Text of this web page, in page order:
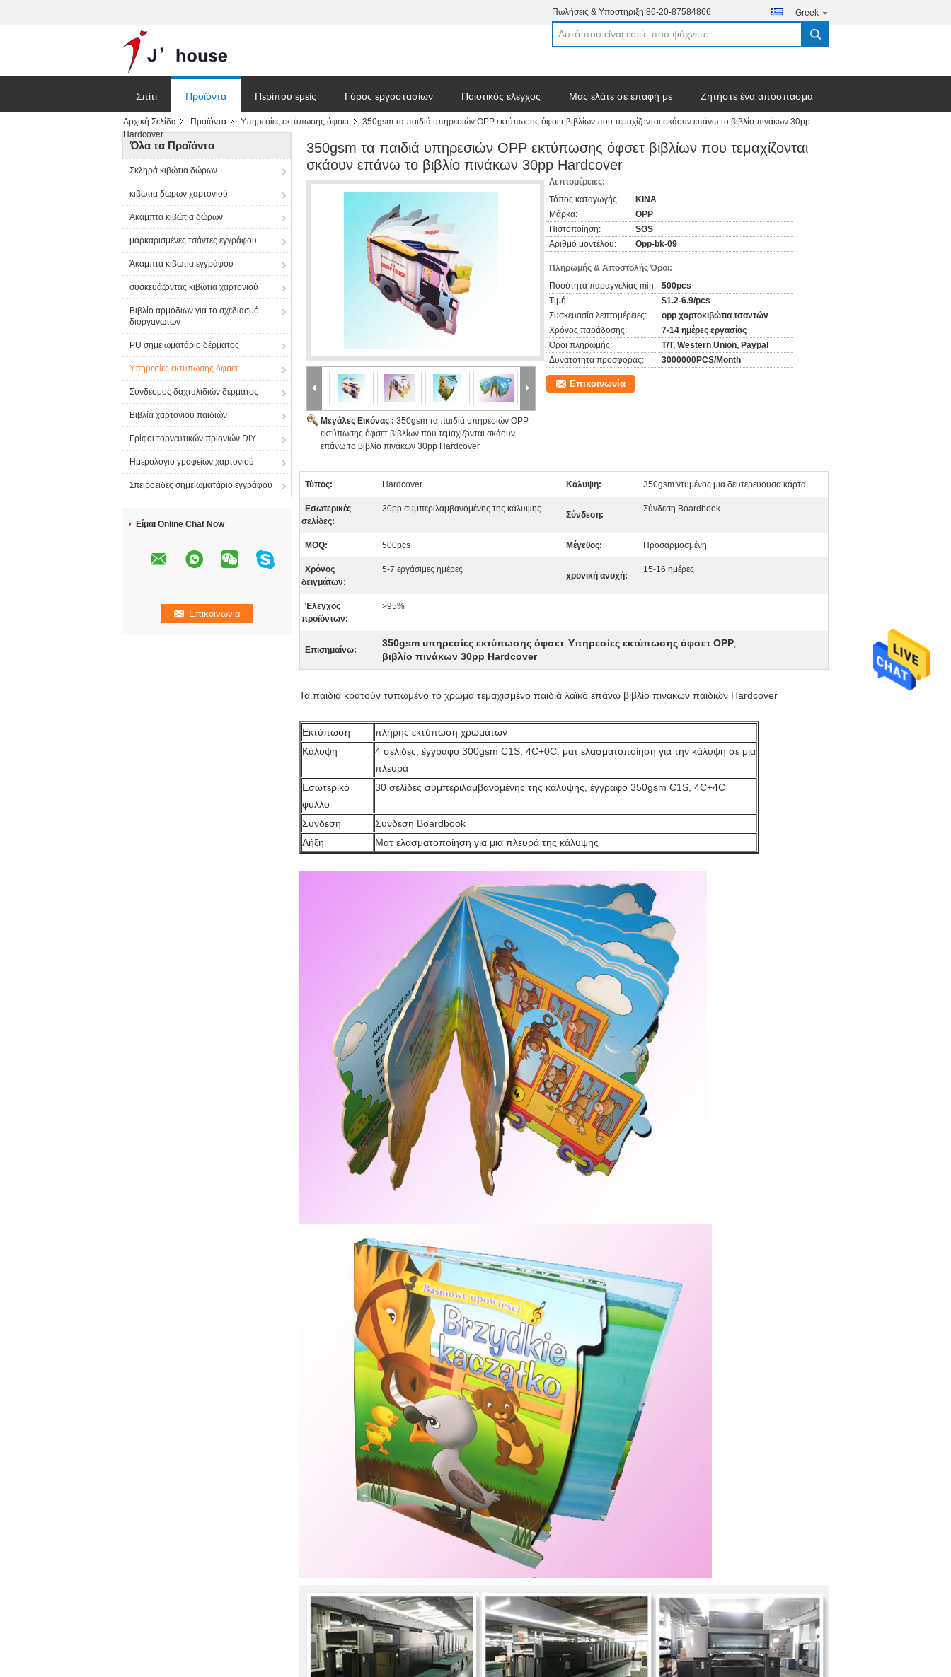
Πωλήσεις & Υποστήριξη:86-20-87584866 Greek
search
Σπίτι Προϊόντα Περίπου εμείς Γύρος εργοστασίων Ποιοτικός έλεγχος Μας ελάτε σε επαφή με Ζητήστε ένα απόσπασμα
Αρχική Σελίδα Προϊόντα Υπηρεσίες εκτύπωσης όφσετ
350gsm τα παιδιά υπηρεσιών OPP εκτύπωσης όφσετ βιβλίων που τεμαχίζονται σκάουν επάνω το βιβλίο πινάκων 30pp
Hardcover
Όλα τα Προϊόντα
Σκληρά κιβώτια δώρων
κιβώτια δώρων χαρτονιού
Άκαμπτα κιβώτια δώρων
μαρκαρισμένες τσάντες εγγράφου
Άκαμπτα κιβώτια εγγράφου
συσκευάζοντας κιβώτια χαρτονιού
Βιβλίο αρμόδιων για το σχεδιασμό
διοργανωτών
PU σημειωματάριο δέρματος
Υπηρεσίες εκτύπωσης όφσετ
Σύνδεσμος δαχτυλιδιών δέρματος
Βιβλία χαρτονιού παιδιών
Γρίφοι τορνευτικών πριονιών DIY
Ημερολόγιο γραφείων χαρτονιού
Σπειροειδές σημειωματάριο εγγράφου
Είμαι Online Chat Now
350gsm τα παιδιά υπηρεσιών OPP εκτύπωσης όφσετ βιβλίων που τεμαχίζονται
σκάουν επάνω το βιβλίο πινάκων 30pp Hardcover
Μεγάλες Εικόνας : 350gsm τα παιδιά υπηρεσιών OPP
εκτύπωσης όφσετ βιβλίων που τεμαχίζονται σκάουν
επάνω το βιβλίο πινάκων 30pp Hardcover
Λεπτομέρειες:
Τόπος καταγωγής:
ΚΙΝΑ
Μάρκα:
OPP
Πιστοποίηση:
SGS
Αριθμό μοντέλου:
Opp-bk-09
Πληρωμής & Αποστολής Όροι:
Ποσότητα παραγγελίας min: 500pcs
Τιμή:
$1.2-6.9/pcs
Συσκευασία λεπτομέρειες:
opp χαρτοκιβώτια τσαντών
Χρόνος παράδοσης:
7-14 ημέρες εργασίας
Όροι πληρωμής:
T/T, Western Union, Paypal
Δυνατότητα προσφοράς:
3000000PCS/Month
Επικοινωνία
Τύπος: Hardcover Κάλυψη: 350gsm ντυμένος μια δευτερεύουσα κάρτα
Εσωτερικές
σελίδες:
30pp συμπεριλαμβανομένης της κάλυψης
Σύνδεση:
Σύνδεση Boardbook
MOQ: 500pcs Μέγεθος: Προσαρμοσμένη
Χρόνος
δειγμάτων:
5-7 εργάσιμες ημέρες
χρονική ανοχή:
15-16 ημέρες
Έλεγχος
προϊόντων:
>95%
Επισημαίνω:
350gsm υπηρεσίες εκτύπωσης όφσετ, Υπηρεσίες εκτύπωσης όφσετ OPP,
βιβλίο πινάκων 30pp Hardcover
Τα παιδιά κρατούν τυπωμένο το χρώμα τεμαχισμένο παιδιά λαϊκό επάνω βιβλίο πινάκων παιδιών Hardcover
Εκτύπωση
πλήρης εκτύπωση χρωμάτων
Κάλυψη
4 σελίδες, έγγραφο 300gsm C1S, 4C+0C, ματ ελασματοποίηση για την κάλυψη σε μια
πλευρά
Εσωτερικό
φύλλο
30 σελίδες συμπεριλαμβανομένης της κάλυψης, έγγραφο 350gsm C1S, 4C+4C
Σύνδεση
Σύνδεση Boardbook
Λήξη
Ματ ελασματοποίηση για μια πλευρά της κάλυψης